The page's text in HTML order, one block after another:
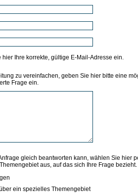
hier Ihre korrekte, gültige E-Mail-Adresse ein.
zu vereinfachen, geben Sie hier bitte eine
Frage ein.
gleich beantworten kann, wählen Sie hier
aus, auf das sich Ihre Frage bezieht.
ein spezielles Themengebiet